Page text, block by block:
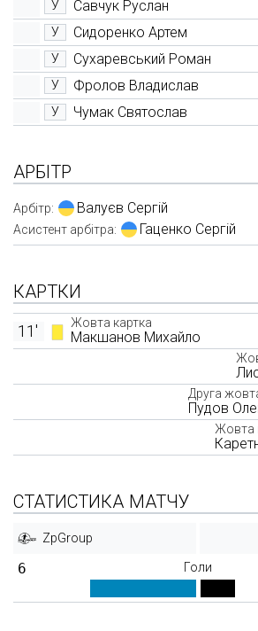
У Савчук Руслан
У Сидоренко Артем
У Сухаревський Роман
У Фролов Владислав
У Чумак Святослав
АРБІТР
Арбітр: Валуєв Сергій
Асистент арбітра: Гаценко Сергій
КАРТКИ
Жовта картка
Макшанов Михайло
11'
Друга
Пудов
Жовта
СТАТИСТИКА МАТЧУ
ZpGroup
6 Голи